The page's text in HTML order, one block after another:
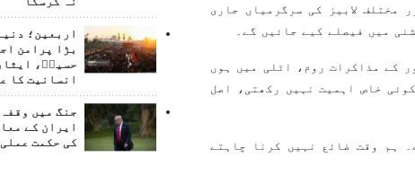
مختلف لابیز کی سرگرمیاں جاری
میں فیصلے کیے جائیں گے۔
کے مذاکرات روم، اٹلی میں ہوں
خاص اہمیت نہیں رکھتی، اصل
ہم وقت ضائع نہیں کرنا چاہتے
اربعین؛
بڑا پرامن
حسینؑ،
انسانیت کا
جنگ میں
ایران کے
کی حکمت